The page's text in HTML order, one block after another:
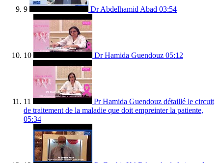
9 Dr Abdelhamid Abad 03:54
10 Dr Hamida Guendouz 05:12
11
Pr Hamida Guendouz détaillé le circuit
de traitement de la maladie que doit empreinter la patiente,
05:34